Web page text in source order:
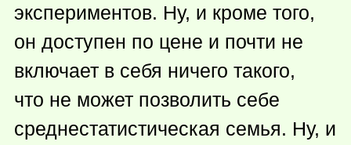
экспериментов. Ну, и кроме того,
он доступен по цене и почти не
включает в себя ничего такого,
что не может позволить себе
среднестатистическая семья. Ну, и